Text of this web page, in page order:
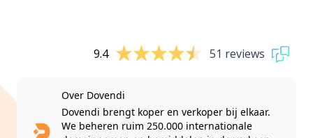
9.4 51 reviews
Over Dovendi
Dovendi brengt koper en verkoper bij elkaar.
We beheren ruim 250.000 internationale